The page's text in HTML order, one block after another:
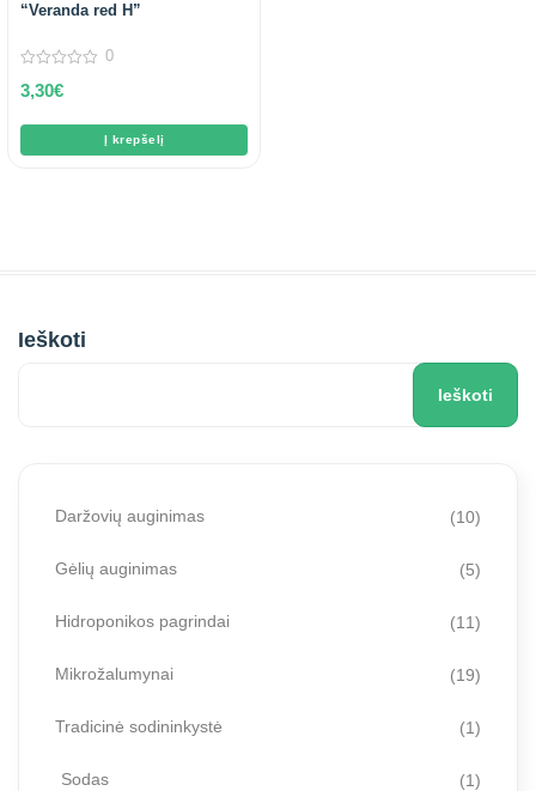
“Veranda red H”
out
0
3,30€
Į krepšelį
Ieškoti
Ieškoti
Daržovių auginimas (10)
Gėlių auginimas (5)
Hidroponikos pagrindai (11)
Mikrožalumynai (19)
Tradicinė sodininkystė (1)
Sodas (1)